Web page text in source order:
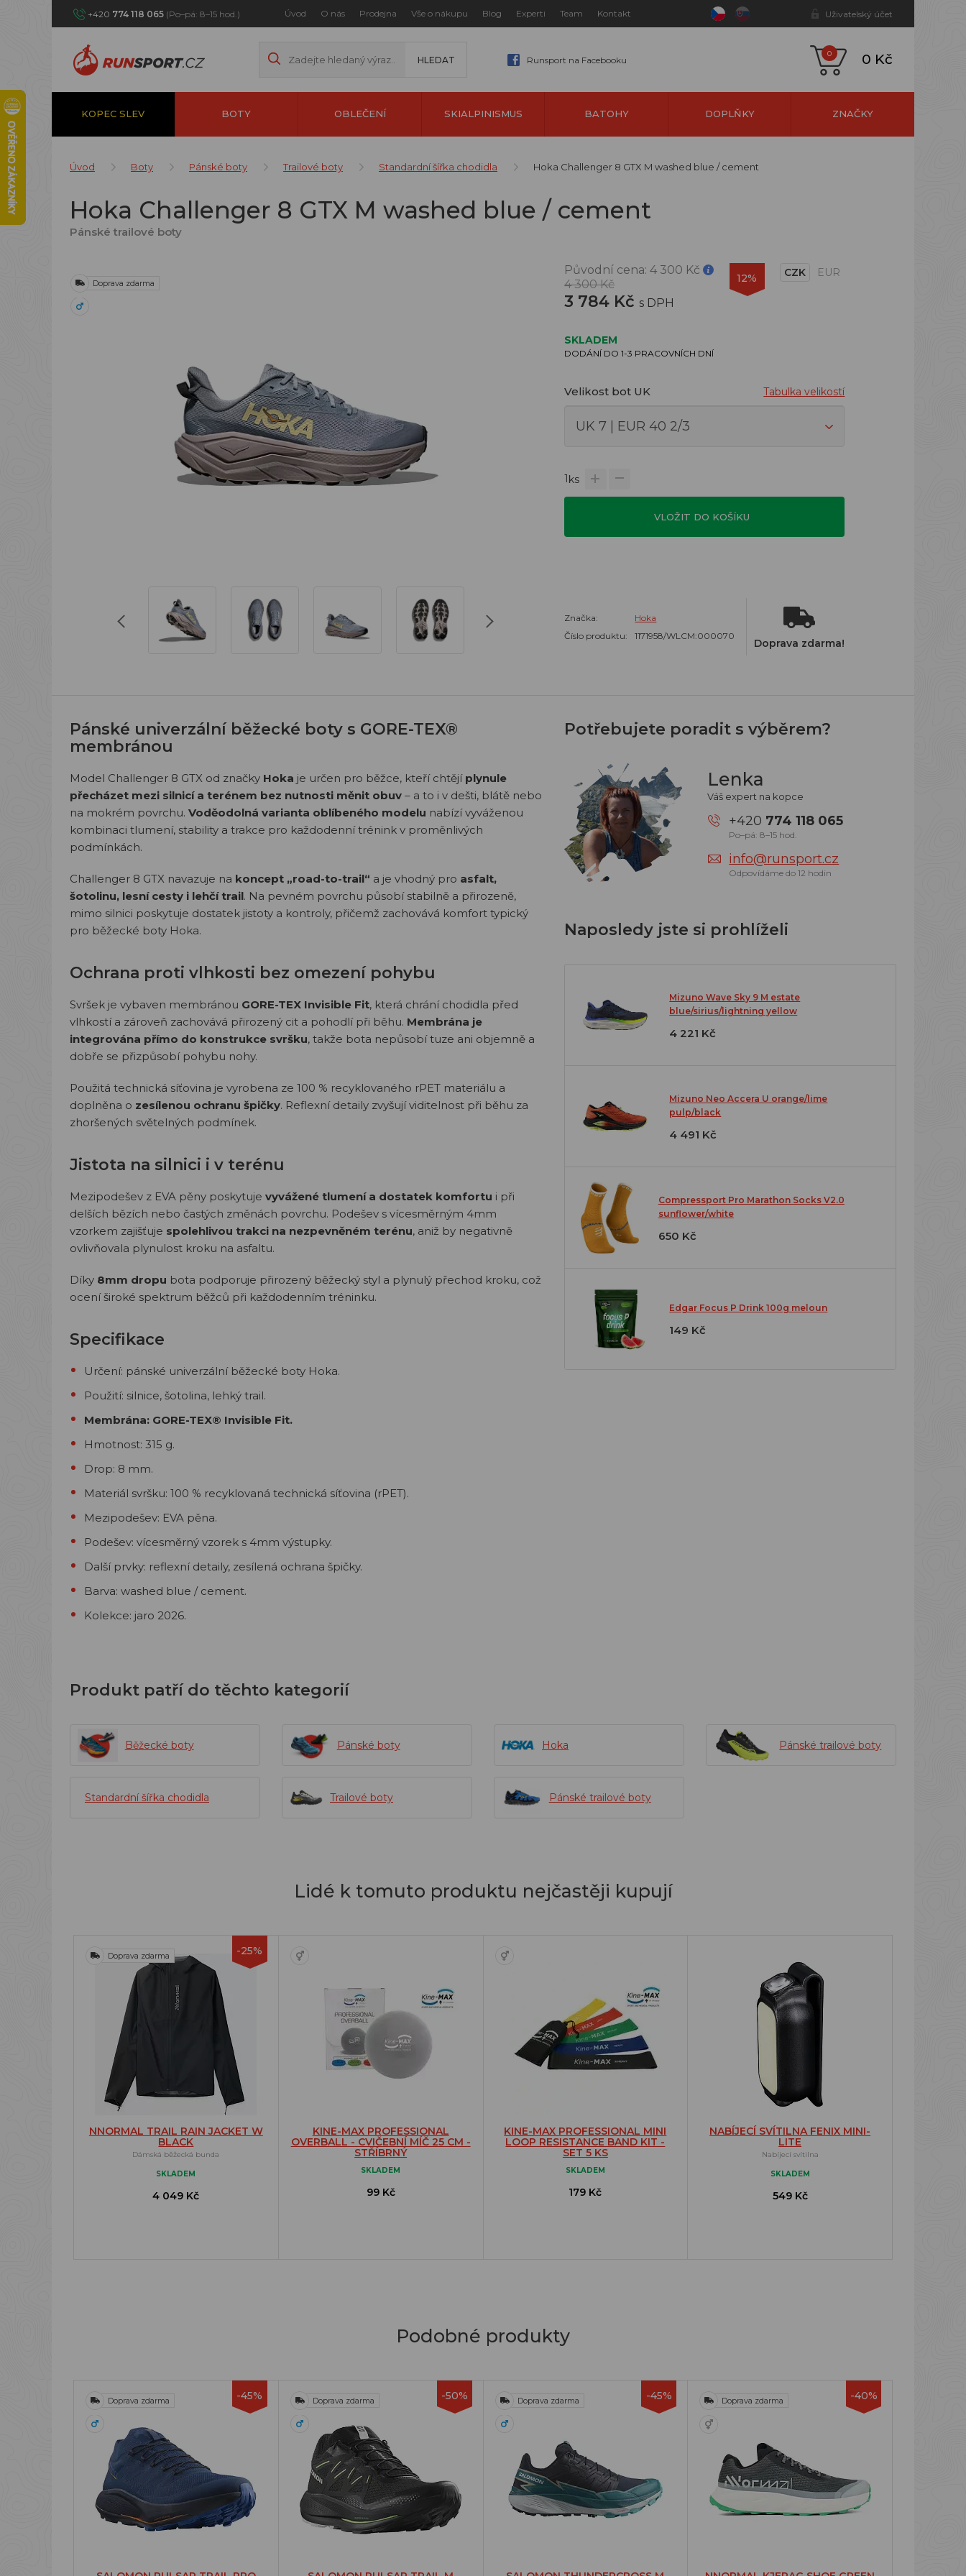
+420 774 118 065 (Po–pá: 8–15 hod.) Úvod O nás Prodejna Vše o nákupu Blog Experti Team Kontakt Uživatelský účet
Runsport na Facebooku
0 0 Kč
KOPEC SLEV BOTY OBLEČENÍ SKIALPINISMUS BATOHY DOPLŇKY ZNAČKY
Úvod Boty Pánské boty Trailové boty Standardní šířka chodidla Hoka Challenger 8 GTX M washed blue / cement
Hoka Challenger 8 GTX M washed blue / cement
Pánské trailové boty
Doprava zdarma
Původní cena:4 300 Kč
4 300 Kč
3 784 Kč s DPH
12% CZK EUR
SKLADEM
DODÁNÍ DO 1-3 PRACOVNÍCH DNÍ
Velikost bot UK Tabulka velikostí
1ks
VLOŽIT DO KOŠÍKU
Značka:
Hoka
Číslo produktu:
1171958/WLCM:000070
Doprava zdarma!
Pánské univerzální běžecké boty s GORE-TEX®
membránou
Model Challenger 8 GTX od značky Hoka je určen pro běžce, kteří chtějíplynule
přecházet mezi silnicí a terénem bez nutnosti měnit obuv – a to i v dešti, blátě nebo
na mokrém povrchu. Voděodolná varianta oblíbeného modelu nabízí vyváženou
kombinaci tlumení, stability a trakce pro každodenní trénink v proměnlivých
podmínkách.
Challenger 8 GTX navazuje na koncept „road-to-trail“ a je vhodný pro asfalt,
šotolinu, lesní cesty i lehčí trail. Na pevném povrchu působí stabilně a přirozeně,
mimo silnici poskytuje dostatek jistoty a kontroly, přičemž zachovává komfort typický
pro běžecké boty Hoka.
Ochrana proti vlhkosti bez omezení pohybu
Svršek je vybaven membránou GORE-TEX Invisible Fit, která chrání chodidla před
vlhkostí a zároveň zachovává přirozený cit a pohodlí při běhu. Membrána je
integrována přímo do konstrukce svršku, takže bota nepůsobí tuze ani objemně a
dobře se přizpůsobí pohybu nohy.
Použitá technická síťovina je vyrobena ze 100 % recyklovaného rPET materiálu a
doplněna o zesílenou ochranu špičky. Reflexní detaily zvyšují viditelnost při běhu za
zhoršených světelných podmínek.
Jistota na silnici i v terénu
Mezipodešev z EVA pěny poskytuje vyvážené tlumení a dostatek komfortu i při
delších bězích nebo častých změnách povrchu. Podešev s vícesměrným 4mm
vzorkem zajišťuje spolehlivou trakci na nezpevněném terénu, aniž by negativně
ovlivňovala plynulost kroku na asfaltu.
Díky 8mm dropu bota podporuje přirozený běžecký styl a plynulý přechod kroku, což
ocení široké spektrum běžců při každodenním tréninku.
Specifikace
Určení: pánské univerzální běžecké boty Hoka.
Použití: silnice, šotolina, lehký trail.
Membrána: GORE-TEX® Invisible Fit.
Hmotnost: 315 g.
Drop: 8 mm.
Materiál svršku: 100 % recyklovaná technická síťovina (rPET).
Mezipodešev: EVA pěna.
Podešev: vícesměrný vzorek s 4mm výstupky.
Další prvky: reflexní detaily, zesílená ochrana špičky.
Barva: washed blue / cement.
Kolekce: jaro 2026.
Potřebujete poradit s výběrem?
Lenka
Váš expert na kopce
+420 774 118 065
Po–pá: 8–15 hod.
info@runsport.cz
Odpovídáme do 12 hodin
Naposledy jste si prohlíželi
Mizuno Wave Sky 9 M estate
blue/sirius/lightning yellow
4 221 Kč
Mizuno Neo Accera U orange/lime
pulp/black
4 491 Kč
Compressport Pro Marathon Socks V2.0
sunflower/white
650 Kč
Edgar Focus P Drink 100g meloun
149 Kč
Produkt patří do těchto kategorií
Běžecké boty Pánské boty Hoka Pánské trailové boty
Standardní šířka chodidla Trailové boty Pánské trailové boty
Lidé k tomuto produktu nejčastěji kupují
-25%
Doprava zdarma
NNORMAL TRAIL RAIN JACKET W
BLACK
Dámská běžecká bunda
SKLADEM
4 049 Kč
KINE-MAX PROFESSIONAL
OVERBALL - CVIČEBNÍ MÍČ 25 CM -
STŘÍBRNÝ
SKLADEM
99 Kč
KINE-MAX PROFESSIONAL MINI
LOOP RESISTANCE BAND KIT -
SET 5 KS
SKLADEM
179 Kč
NABÍJECÍ SVÍTILNA FENIX MINI-
LITE
Nabíjecí svítilna
SKLADEM
549 Kč
Podobné produkty
-45%
Doprava zdarma -50%
Doprava zdarma -45%
Doprava zdarma -40%
Doprava zdarma